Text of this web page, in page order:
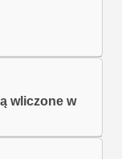
wliczone w